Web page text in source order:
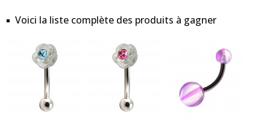
Voici la liste complète des produits à gagner